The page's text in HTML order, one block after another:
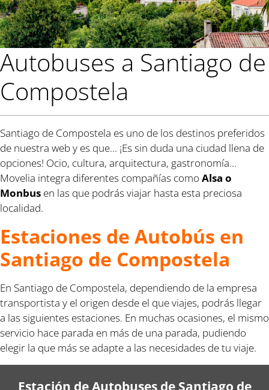
Autobuses a Santiago de
Compostela
Santiago de Compostela es uno de los destinos preferidos
de nuestra web y es que... ¡Es sin duda una ciudad llena de
opciones! Ocio, cultura, arquitectura, gastronomía...
Movelia integra diferentes compañías como Alsa o
Monbus en las que podrás viajar hasta esta preciosa
localidad.
Estaciones de Autobús en
Santiago de Compostela
En Santiago de Compostela, dependiendo de la empresa
transportista y el origen desde el que viajes, podrás llegar
a las siguientes estaciones. En muchas ocasiones, el mismo
servicio hace parada en más de una parada, pudiendo
elegir la que más se adapte a las necesidades de tu viaje.
Estación de Autobuses de Santiago de